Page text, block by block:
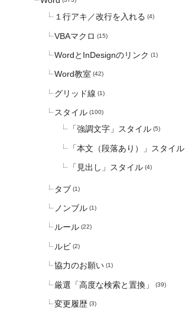
１行アキ／改行を入れる (4)
VBAマクロ (15)
WordとInDesignのリンク (1)
Word教室 (42)
グリッド線 (1)
スタイル (100)
「強調文字」スタイル (5)
「本文（段落あり）」スタイル
「見出し」スタイル (4)
タブ (1)
ノンブル (1)
ルール (22)
ルビ (2)
協力のお願い (1)
厳選「高度な検索と置換」 (39)
変更履歴 (3)